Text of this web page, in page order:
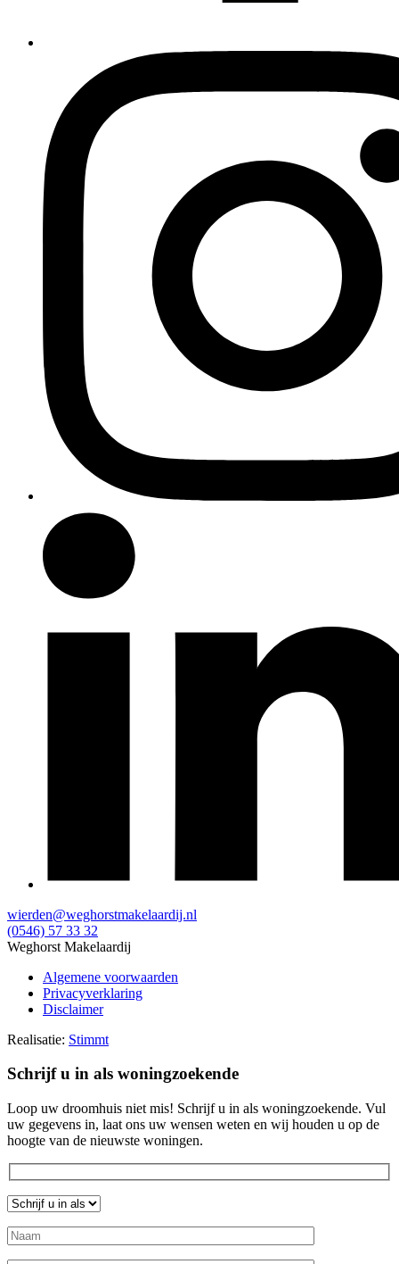
wierden@weghorstmakelaardij.nl
(0546) 57 33 32
Weghorst Makelaardij
Algemene voorwaarden
Privacyverklaring
Disclaimer
Realisatie: Stimmt
Schrijf u in als woningzoekende
Loop uw droomhuis niet mis! Schrijf u in als woningzoekende. Vul
uw gegevens in, laat ons uw wensen weten en wij houden u op de
hoogte van de nieuwste woningen.